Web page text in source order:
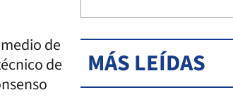
de
de
MÁS LEÍDAS